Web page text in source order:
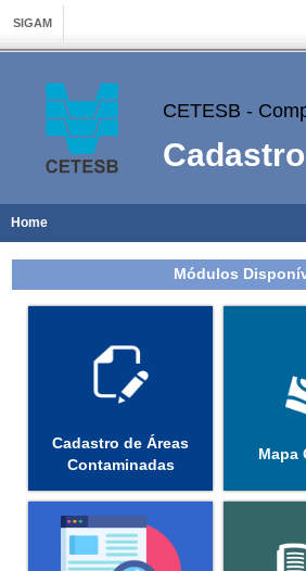
CETESB -
Home
Módulos
Cadastro de Áreas
Contaminadas
Mapa